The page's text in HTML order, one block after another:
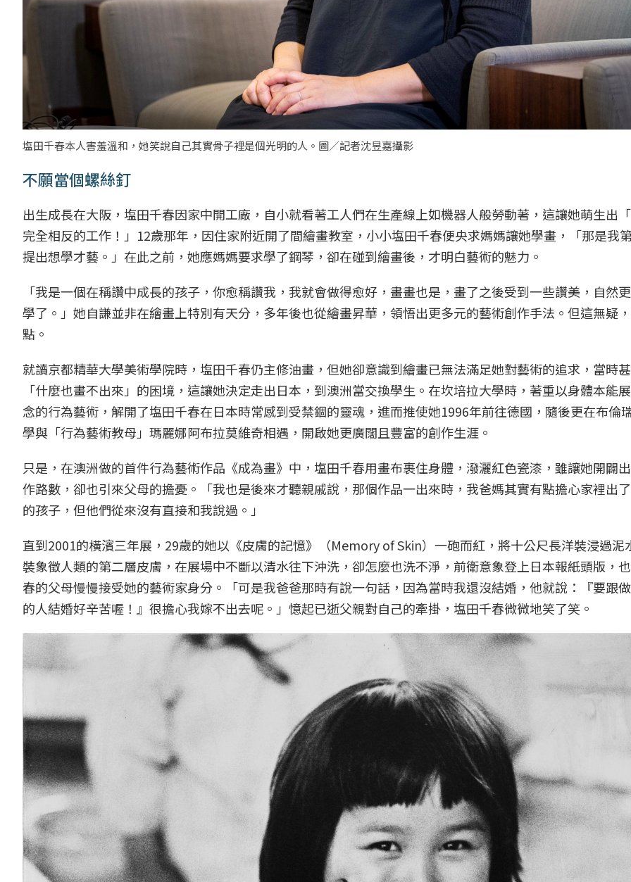
塩田千春本人害羞溫和，她笑說自己其實骨子裡是個光明的人。圖／記者沈昱嘉攝影
不願當個螺絲釘
出生成長在大阪，塩田千春因家中開工廠，自小就看著工人們在生產線上如機器人般勞動著，這讓她萌生出
完全相反的工作！」12歲那年，因住家附近開了間繪畫教室，小小塩田千春便央求媽媽讓她學畫，「那是我
提出想學才藝。」在此之前，她應媽媽要求學了鋼琴，卻在碰到繪畫後，才明白藝術的魅力。
「我是一個在稱讚中成長的孩子，你愈稱讚我，我就會做得愈好，畫畫也是，畫了之後受到一些讚美，自然
學了。」她自謙並非在繪畫上特別有天分，多年後也從繪畫昇華，領悟出更多元的藝術創作手法。但這無疑
點。
就讀京都精華大學美術學院時，塩田千春仍主修油畫，但她卻意識到繪畫已無法滿足她對藝術的追求，當時
「什麼也畫不出來」的困境，這讓她決定走出日本，到澳洲當交換學生。在坎培拉大學時，著重以身體本能
念的行為藝術，解開了塩田千春在日本時常感到受禁錮的靈魂，進而推使她1996年前往德國，隨後更在布倫
學與「行為藝術教母」瑪麗娜阿布拉莫維奇相遇，開啟她更廣闊且豐富的創作生涯。
只是，在澳洲做的首件行為藝術作品《成為畫》中，塩田千春用畫布裹住身體，潑灑紅色瓷漆，雖讓她開闢
作路數，卻也引來父母的擔憂。「我也是後來才聽親戚說，那個作品一出來時，我爸媽其實有點擔心家裡出
的孩子，但他們從來沒有直接和我說過。」
直到2001的橫濱三年展，29歲的她以《皮膚的記憶》（Memory of Skin）一砲而紅，將十公尺長洋裝浸過泥
裝象徵人類的第二層皮膚，在展場中不斷以清水往下沖洗，卻怎麼也洗不淨，前衛意象登上日本報紙頭版，
春的父母慢慢接受她的藝術家身分。「可是我爸爸那時有說一句話，因為當時我還沒結婚，他就說：『要跟
的人結婚好辛苦喔！』很擔心我嫁不出去呢。」憶起已逝父親對自己的牽掛，塩田千春微微地笑了笑。